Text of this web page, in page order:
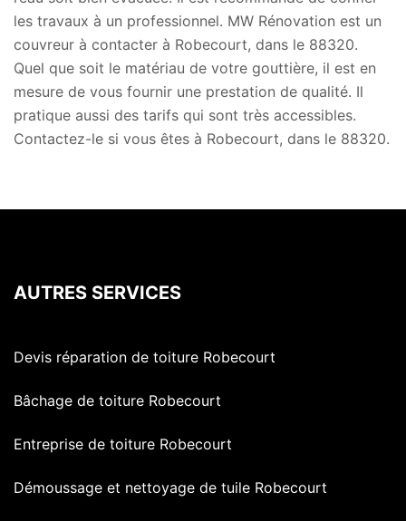
les travaux à un professionnel. MW Rénovation est un
couvreur à contacter à Robecourt, dans le 88320.
Quel que soit le matériau de votre gouttière, il est en
mesure de vous fournir une prestation de qualité. Il
pratique aussi des tarifs qui sont très accessibles.
Contactez-le si vous êtes à Robecourt, dans le 88320.
AUTRES SERVICES
Devis réparation de toiture Robecourt
Bâchage de toiture Robecourt
Entreprise de toiture Robecourt
Démoussage et nettoyage de tuile Robecourt